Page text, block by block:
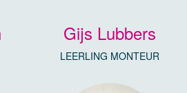
Gijs Lubbers
LEERLING MONTEUR